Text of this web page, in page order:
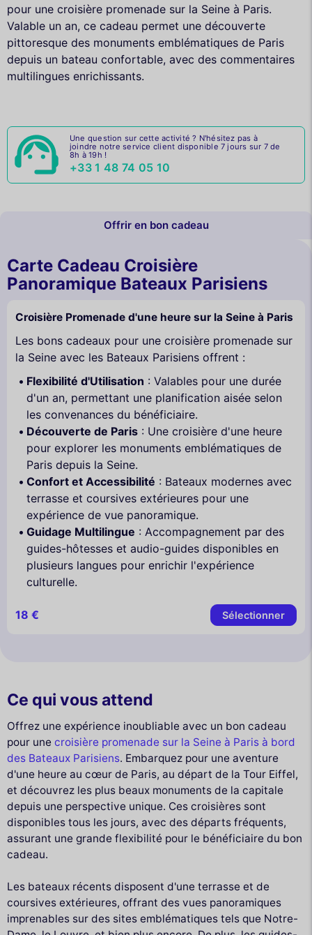
pour une croisière promenade sur la Seine à Paris.
Valable un an, ce cadeau permet une découverte
pittoresque des monuments emblématiques de Paris
depuis un bateau confortable, avec des commentaires
multilingues enrichissants.
Une question sur cette activité ? N'hésitez pas à
joindre notre service client disponible 7 jours sur 7 de
8h à 19h !
+33 1 48 74 05 10
Offrir en bon cadeau
Carte Cadeau Croisière
Panoramique Bateaux Parisiens
Croisière Promenade d'une heure sur la Seine à Paris
Les bons cadeaux pour une croisière promenade sur
la Seine avec les Bateaux Parisiens offrent :
Flexibilité d'Utilisation : Valables pour une durée
d'un an, permettant une planification aisée selon
les convenances du bénéficiaire.
Découverte de Paris : Une croisière d'une heure
pour explorer les monuments emblématiques de
Paris depuis la Seine.
Confort et Accessibilité : Bateaux modernes avec
terrasse et coursives extérieures pour une
expérience de vue panoramique.
Guidage Multilingue : Accompagnement par des
guides-hôtesses et audio-guides disponibles en
plusieurs langues pour enrichir l'expérience
culturelle.
18 € Sélectionner
Ce qui vous attend
Offrez une expérience inoubliable avec un bon cadeau
pour une croisière promenade sur la Seine à Paris à bord
des Bateaux Parisiens. Embarquez pour une aventure
d'une heure au cœur de Paris, au départ de la Tour Eiffel,
et découvrez les plus beaux monuments de la capitale
depuis une perspective unique. Ces croisières sont
disponibles tous les jours, avec des départs fréquents,
assurant une grande flexibilité pour le bénéficiaire du bon
cadeau.
Les bateaux récents disposent d'une terrasse et de
coursives extérieures, offrant des vues panoramiques
imprenables sur des sites emblématiques tels que Notre-